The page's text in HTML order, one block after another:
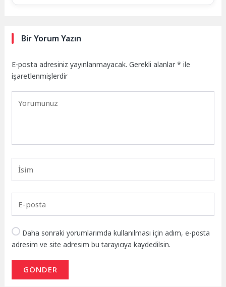
Bir Yorum Yazın
E-posta adresiniz yayınlanmayacak. Gerekli alanlar* ile
işaretlenmişlerdir
Daha sonraki yorumlarımda kullanılması için adım, e-posta
adresim ve site adresim bu tarayıcıya kaydedilsin.
GÖNDER